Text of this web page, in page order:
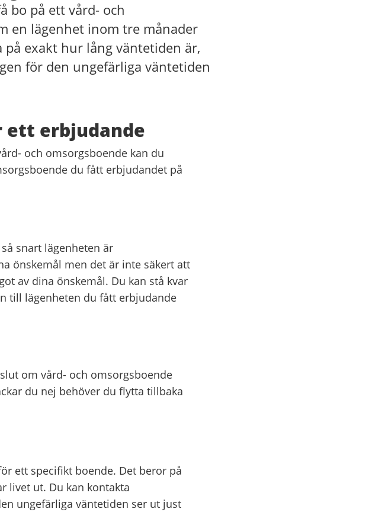
bo på ett vård- och
en lägenhet inom tre månader
på exakt hur lång väntetiden är,
för den ungefärliga väntetiden
ett erbjudande
och omsorgsboende kan du
du fått erbjudandet på
snart lägenheten är
önskemål men det är inte säkert att
av dina önskemål. Du kan stå kvar
till lägenheten du fått erbjudande
om vård- och omsorgsboende
du nej behöver du flytta tillbaka
ett specifikt boende. Det beror på
livet ut. Du kan kontakta
ungefärliga väntetiden ser ut just